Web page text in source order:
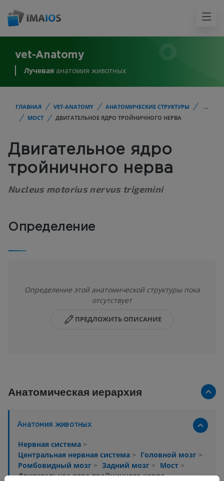
vet-Anatomy
Лучевая анатомия животных
ГЛАВНАЯ VET-ANATOMY АНАТОМИЧЕСКИЕ СТРУКТУРЫ
...
МОСТ
ДВИГАТЕЛЬНОЕ ЯДРО ТРОЙНИЧНОГО НЕРВА
Двигательное ядро
тройничного нерва
Nucleus motorius nervus trigemini
Определение
Определение этой анатомической структуры пока
отсутствует
ПРЕДЛОЖИТЬ ОПИСАНИЕ
Анатомическая иерархия
Анатомия животных
Нервная система >
Центральная нервная система > Головной мозг >
Ромбовидный мозг > Задний мозг > Мост >
Двигательное ядро тройничного нерва